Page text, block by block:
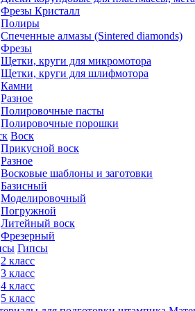
Фрезы Кристалл
Полиры
Спеченные алмазы (Sintered diamonds)
Фрезы
Щетки, круги для микромотора
Щетки, круги для шлифмотора
Камни
Разное
Полировочные пасты
Полировочные порошки
Воск
Прикусной воск
Разное
Восковые шаблоны и заготовки
Базисный
Моделировочный
Погружной
Литейный воск
Фрезерный
Гипсы
2 класс
3 класс
4 класс
5 класс